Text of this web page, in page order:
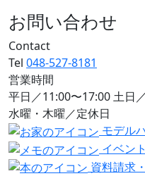
お問い合わせ
Contact
Tel 048-527-8181
営業時間
平日／11:00〜17:00 土日
水曜・木曜／定休日
モデル
イベン
資料請求・